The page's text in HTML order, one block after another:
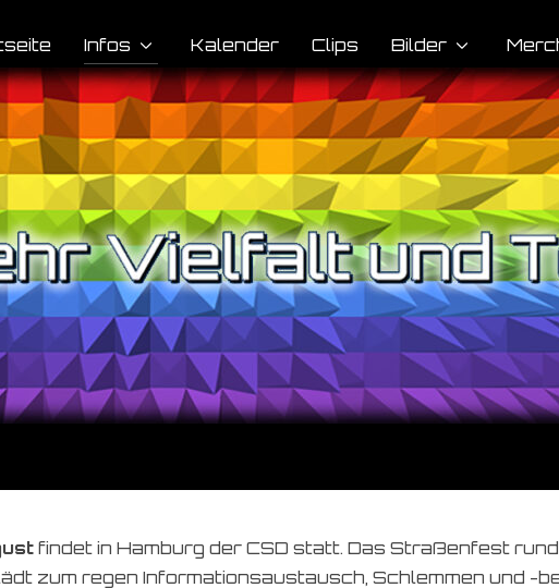
Infos Kalender Clips Bilder
findet in Hamburg der CSD statt. Das Straßenfest rund
zum regen Informationsaustausch, Schlemmen und -